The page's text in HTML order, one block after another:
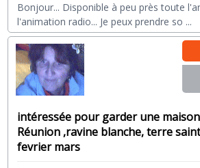
Bonjour... Disponible à peu près toute
l'animation radio... Je peux prendre so ...
intéressée pour garder une
Réunion ,ravine blanche, terre
fevrier mars